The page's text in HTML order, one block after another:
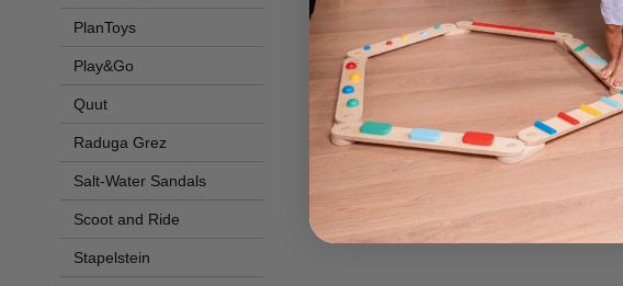
PlanToys
Play&Go
Quut
Raduga Grez
Salt-Water Sandals
Scoot and Ride
Stapelstein